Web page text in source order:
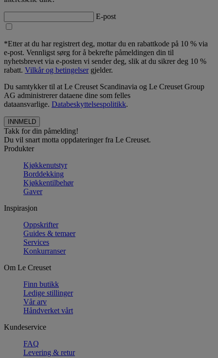
E-post
*Etter at du har registrert deg, mottar du en rabattkode på 10 % via
e-post. Vennligst sørg for å bekrefte påmeldingen din til
nyhetsbrevet via e-posten vi sender deg, slik at du sikrer deg 10 %
rabatt. Vilkår og betingelsergjelder.
Du samtykker til at Le Creuset Scandinavia og Le Creuset Group
AG administrerer dataene dine som felles
dataansvarlige. Databeskyttelsespolitikk.
Takk for din påmelding!
Du vil snart motta oppdateringer fra Le Creuset.
Produkter
Kjøkkenutstyr
Borddekking
Kjøkkentilbehør
Gaver
Inspirasjon
Oppskrifter
Guides & temaer
Services
Konkurranser
Om Le Creuset
Finn butikk
Ledige stillinger
Vår arv
Håndverket vårt
Kundeservice
FAQ
Levering & retur